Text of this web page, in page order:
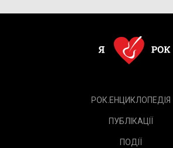
РОК.ЕНЦИКЛОПЕДІЯ
ПУБЛІКАЦІЇ
ПОДІЇ